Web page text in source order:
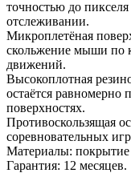
точностью до
отслеживании.
Микроплетёная
скольжение мыши по
движений.
Высокоплотная
остаётся
поверхностях.
Противоскользящая
соревновательных
Материалы:
Гарантия: 12 месяцев.